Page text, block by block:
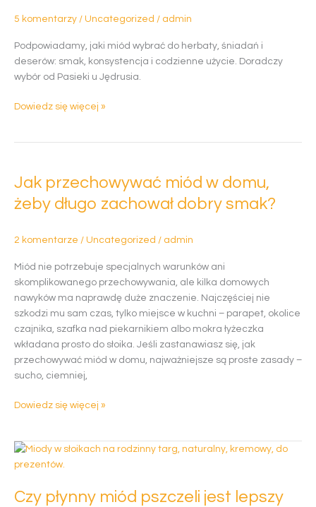
5 komentarzy / Uncategorized / admin
Podpowiadamy, jaki miód wybrać do herbaty, śniadań i
deserów: smak, konsystencja i codzienne użycie. Doradczy
wybór od Pasieki u Jędrusia.
konsystencja
codzienne
Dowiedz się więcej »
Jak przechowywać miód w domu,
żeby długo zachował dobry smak?
2 komentarze / Uncategorized / admin
Miód nie potrzebuje specjalnych warunków ani
skomplikowanego przechowywania, ale kilka domowych
nawyków ma naprawdę duże znaczenie. Najczęściej nie
szkodzi mu sam czas, tylko miejsce w kuchni – parapet, okolice
czajnika, szafka nad piekarnikiem albo mokra łyżeczka
wkładana prosto do słoika. Jeśli zastanawiasz się, jak
przechowywać miód w domu, najważniejsze są proste zasady –
sucho, ciemniej,
miód
w
domu,
długo
smak?
Dowiedz się więcej »
Czy płynny miód pszczeli jest lepszy
Czy
płynny
pszczeli